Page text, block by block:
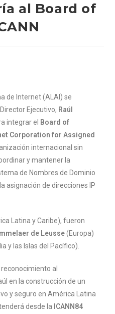
al Board of
de Internet (ALAI) se
Ejecutivo, Raúl
integrar el Board of
Corporation for Assigned
internacional sin
y mantener la
de Nombres de Dominio
asignación de direcciones IP
Latina y Caribe), fueron
de Leusse(Europa)
y las Islas del Pacífico).
al
en la construcción de un
y seguro en América Latina
desde la ICANN84